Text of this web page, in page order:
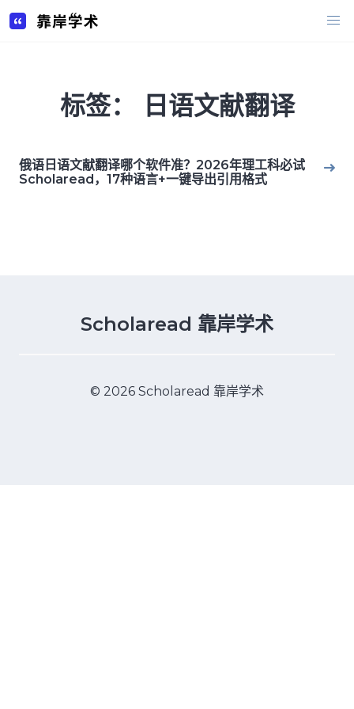
Skip
to
标签： 日语文献翻译
俄语日语文献翻译哪个软件准？2026年理工科必试
Scholaread，17种语言+一键导出引用格式
Scholaread 靠岸学术
© 2026 Scholaread 靠岸学术